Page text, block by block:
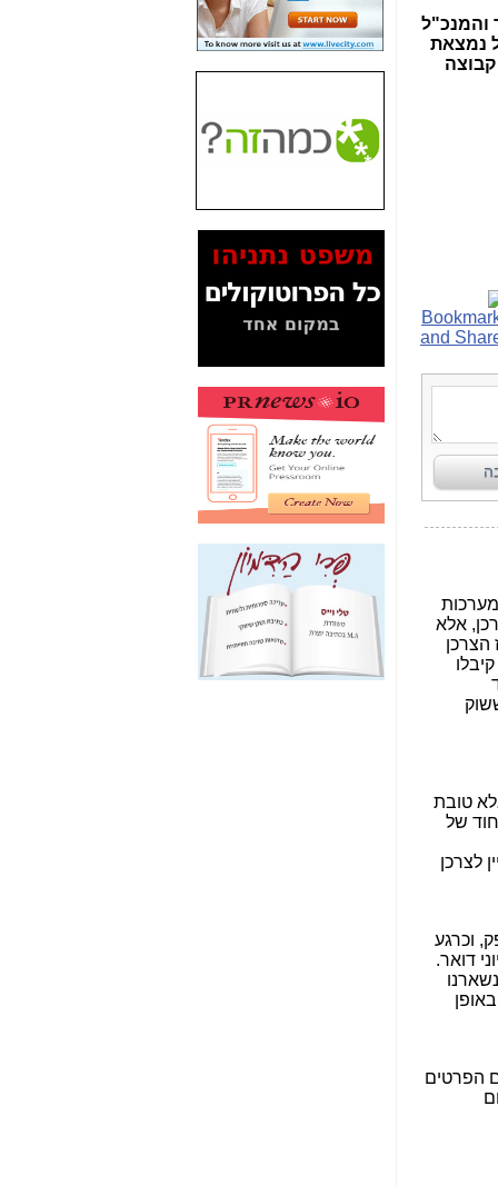
והמנכ"ל
נמצאת
האם השר איוב קרא
היה צריך בכלל לחתום
על האישור, שנתן
האם ביבי וקרא קבלו
בכלל תמורה עבור
ההטבות הרגולטוריות
המסמכים בנושא בזק-
Yes (תיק 4000)
מוכיחים "תפירת תיק"
לאיש הלא נכון! -כאן
עובדות ומסמכים
האם ביבי כשר
תקשורת עזר לקב'
בזק? -כאן
מה מקור ה-Fake
News שהביא לתפירת
תיק לביבי והעלמת
החשודים הנכונים -כאן
אחת הרגליים של "תיק
4000 התפור"
התמוטטה היום
בניצחון (כפול) של בזק
-
כאן
איך כתבות מפנקות